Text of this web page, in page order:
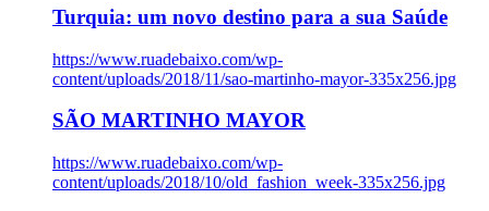
Turquia: um novo destino para a sua Saúde
https://www.ruadebaixo.com/wp-
content/uploads/2018/11/sao-martinho-mayor-335x256.jpg
SÃO MARTINHO MAYOR
https://www.ruadebaixo.com/wp-
content/uploads/2018/10/old_fashion_week-335x256.jpg